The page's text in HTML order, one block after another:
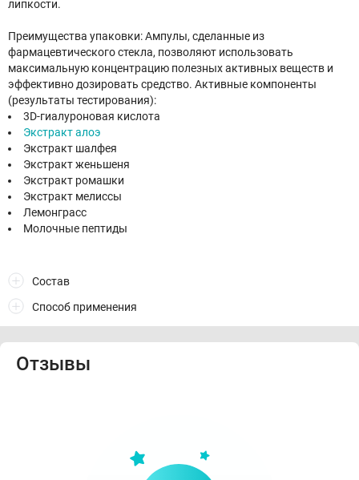
липкости.
Преимущества упаковки: Ампулы, сделанные из
фармацевтического стекла, позволяют использовать
максимальную концентрацию полезных активных веществ и
эффективно дозировать средство. Активные компоненты
(результаты тестирования):
3D-гиалуроновая кислота
Экстракт алоэ
Экстракт шалфея
Экстракт женьшеня
Экстракт ромашки
Экстракт мелиссы
Лемонграсс
Молочные пептиды
Состав
Способ применения
Отзывы